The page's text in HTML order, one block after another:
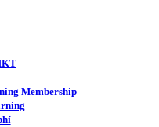
Membership